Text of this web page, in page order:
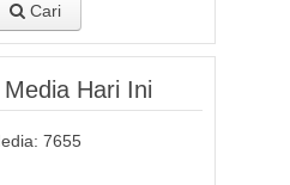
Cari
Hari Ini
7655